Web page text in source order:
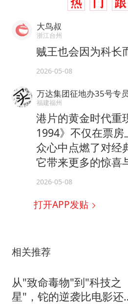
大鸟叔
浙江台州
贼王也会因为科长
2026-05-08
万达集团征地办35号专员
福建福州
港片的黄金时代重
1994》不仅在票
众心中点燃了对经
它带来更多的惊喜
2026-05-08
打开APP发贴
相关推荐
从"致命毒物"到"科技之
星"，铊的逆袭比电影还